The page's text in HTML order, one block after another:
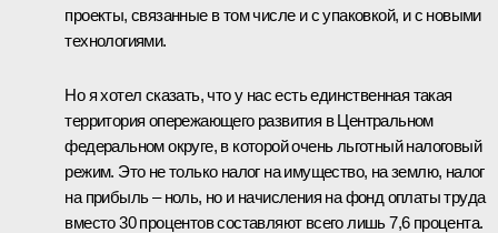
проекты, связанные в том числе и с упаковкой, и с новыми
технологиями.
Но я хотел сказать, что у нас есть единственная такая
территория опережающего развития в Центральном
федеральном округе, в которой очень льготный налоговый
режим. Это не только налог на имущество, на землю, налог
на прибыль – ноль, но и начисления на фонд оплаты труда
вместо 30 процентов составляют всего лишь 7,6 процента.